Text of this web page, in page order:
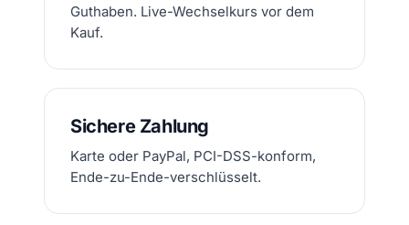
Guthaben. Live-Wechselkurs vor dem
Kauf.
Sichere Zahlung
Karte oder PayPal, PCI-DSS-konform,
Ende-zu-Ende-verschlüsselt.